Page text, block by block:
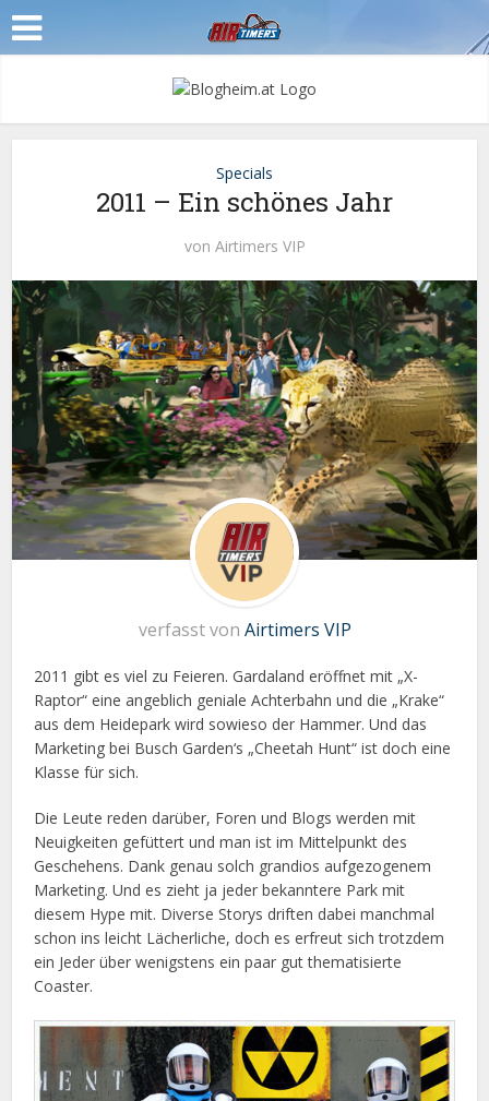
Specials
2011 – Ein schönes Jahr
von Airtimers VIP
verfasst von Airtimers VIP
2011 gibt es viel zu Feieren. Gardaland eröffnet mit „X-
Raptor“ eine angeblich geniale Achterbahn und die „Krake“
aus dem Heidepark wird sowieso der Hammer. Und das
Marketing bei Busch Garden‘s „Cheetah Hunt“ ist doch eine
Klasse für sich.
Die Leute reden darüber, Foren und Blogs werden mit
Neuigkeiten gefüttert und man ist im Mittelpunkt des
Geschehens. Dank genau solch grandios aufgezogenem
Marketing. Und es zieht ja jeder bekanntere Park mit
diesem Hype mit. Diverse Storys driften dabei manchmal
schon ins leicht Lächerliche, doch es erfreut sich trotzdem
ein Jeder über wenigstens ein paar gut thematisierte
Coaster.